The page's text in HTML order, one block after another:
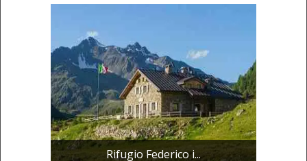
Rifugio Federico i...